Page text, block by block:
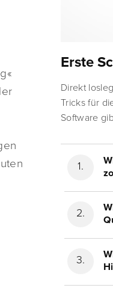
Erste
Direkt
Tricks für
Software